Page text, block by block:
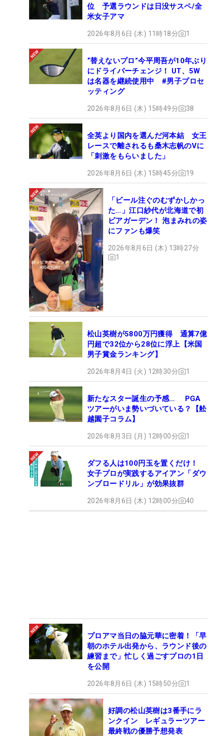
位 予選ラウンドは日没サスペ/全
米女子アマ
2026年8月6日 (木) 11時18分 1
“替えないプロ”今平周吾が10年ぶり
にドライバーチェンジ！ UT、5W
は名器を継続使用中 #男子プロセ
ッティング
2026年8月6日 (木) 15時49分 38
全英より国内を選んだ河本結 女王
レースで離されるも桑木志帆のVに
「刺激をもらいました」
2026年8月6日 (木) 15時45分 19
「ビール注ぐのむずかしかっ
た…」江口紗代が北海道で初
ビアガーデン！ 泡まみれの姿
にファンも爆笑
2026年8月6日 (木) 13時27分
1
松山英樹が5800万円獲得 通算7億
円超で32位から28位に浮上【米国
男子賞金ランキング】
2026年8月4日 (火) 12時30分 1
新たなスター誕生の予感… PGA
ツアーがいま勢いづいている？【舩
越園子コラム】
2026年8月3日 (月) 12時00分 1
ダフる人は100円玉を置くだけ！
女子プロが実践するアイアン「ダウ
ンブロードリル」が効果抜群
2026年8月6日 (木) 12時00分 40
プロアマ当日の脇元華に密着！「早
朝のホテル出発から、ラウンド後の
練習まで」忙しく過ごすプロの1日
を公開
2026年8月6日 (木) 15時50分 1
好調の松山英樹は3番手にラ
ンクイン レギュラーツアー
最終戦の優勝予想発表